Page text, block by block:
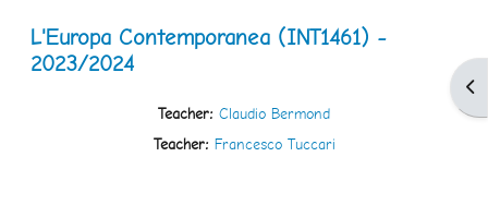
L'Europa Contemporanea (INT1461) -
2023/2024
Teacher: Claudio Bermond
Teacher: Francesco Tuccari